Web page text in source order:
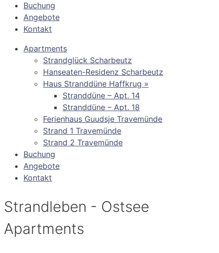
Buchung
Angebote
Kontakt
Apartments
Strandglück Scharbeutz
Hanseaten-Residenz Scharbeutz
Haus Stranddüne Haffkrug »
Stranddüne – Apt. 14
Stranddüne – Apt. 18
Ferienhaus Guudsje Travemünde
Strand 1 Travemünde
Strand 2 Travemünde
Buchung
Angebote
Kontakt
Strandleben - Ostsee
Apartments